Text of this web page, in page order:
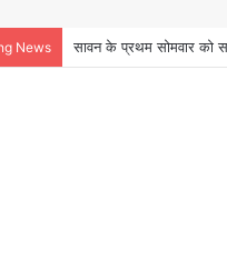
News